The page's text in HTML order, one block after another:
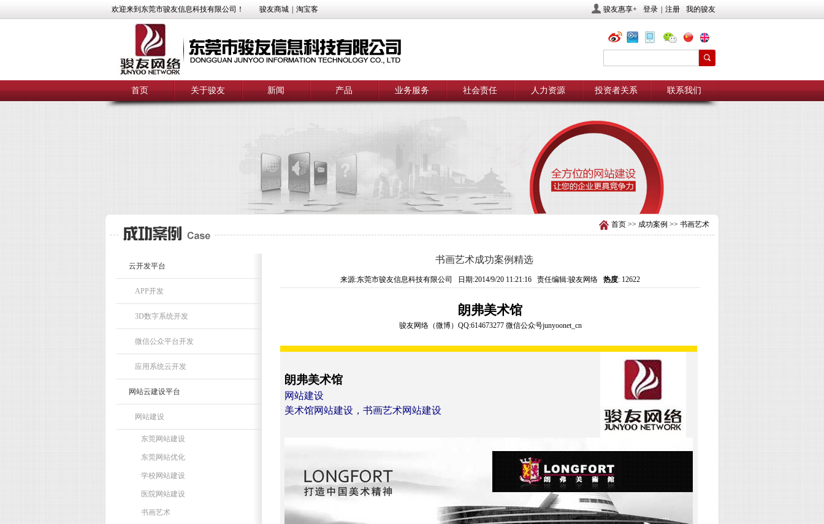
欢迎来到东莞市骏友信息科技有限公司！ 骏友商城 淘宝客 骏友惠享+ 登录 注册 我的骏友
首页 关于骏友 新闻 产品 业务服务 社会责任 人力资源 投资者关系 联系我们
首页>> 成功案例 >> 书画艺术
云开发平台
APP开发
3D数字系统开发
微信公众平台开发
应用系统云开发
网站云建设平台
网站建设
东莞网站建设
东莞网站优化
学校网站建设
医院网站建设
书画艺术
书画艺术成功案例精选
来源:东莞市骏友信息科技有限公司 日期:2014/9/20 11:21:16 责任编辑:骏友网络 热度: 12622
朗弗美术馆
骏友网络（微博） QQ:614673277 微信公众号junyoonet_cn
朗弗美术馆
网站建设
美术馆网站建设，书画艺术网站建设